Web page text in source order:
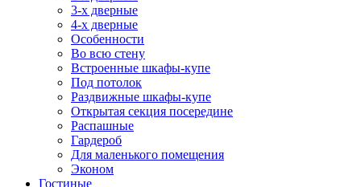
3-х дверные
4-х дверные
Особенности
Во всю стену
Встроенные шкафы-купе
Под потолок
Раздвижные шкафы-купе
Открытая секция посередине
Распашные
Гардероб
Для маленького помещения
Эконом
Гостиные